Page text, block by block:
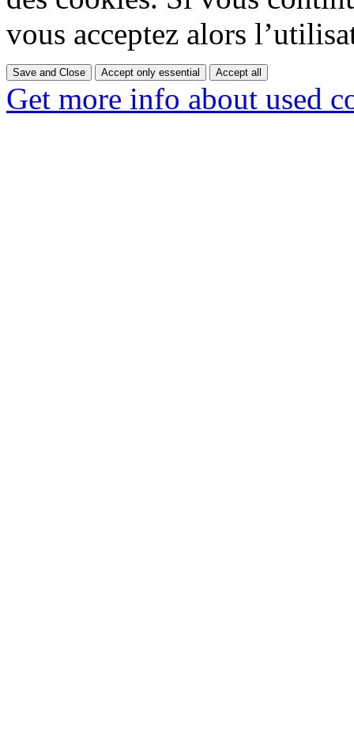
vous acceptez alors
Save and Close Accept only essential Accept all
Get more info about used